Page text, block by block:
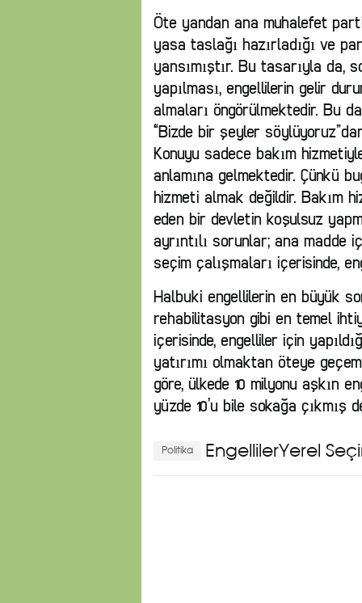
Öte yandan ana muhalefet
yasa taslağı hazırladığı ve
yansımıştır. Bu tasarıyla da,
yapılması, engellilerin gelir
almaları öngörülmektedir. Bu
“Bizde bir şeyler
Konuyu sadece bakım
anlamına gelmektedir. Çünkü
hizmeti almak değildir. Bakım
eden bir devletin koşulsuz
ayrıntılı sorunlar; ana madde
seçim çalışmaları içerisinde,
Halbuki engellilerin en büyük
rehabilitasyon gibi en temel
içerisinde, engelliler için
yatırımı olmaktan öteye
göre, ülkede 10 milyonu aşkın
yüzde 10’u bile sokağa çıkmış
Engelliler
Politika Yerel